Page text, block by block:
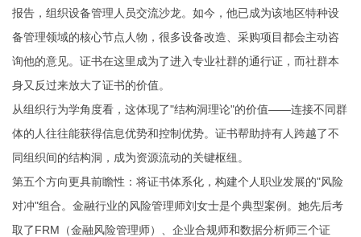
报告，组织设备管理人员交流沙龙。如今，他已成为该地区特种设
备管理领域的核心节点人物，很多设备改造、采购项目都会主动咨
询他的意见。证书在这里成为了进入专业社群的通行证，而社群本
身又反过来放大了证书的价值。
从组织行为学角度看，这体现了"结构洞理论"的价值——连接不同群
体的人往往能获得信息优势和控制优势。证书帮助持有人跨越了不
同组织间的结构洞，成为资源流动的关键枢纽。
第五个方向更具前瞻性：将证书体系化，构建个人职业发展的"风险
对冲"组合。金融行业的风险管理师刘女士是个典型案例。她先后考
取了FRM（金融风险管理师）、企业合规师和数据分析师三个证